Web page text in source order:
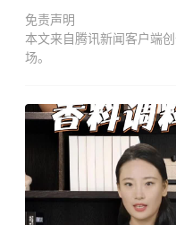
免责声明
本文来自腾讯新闻客户端
场。